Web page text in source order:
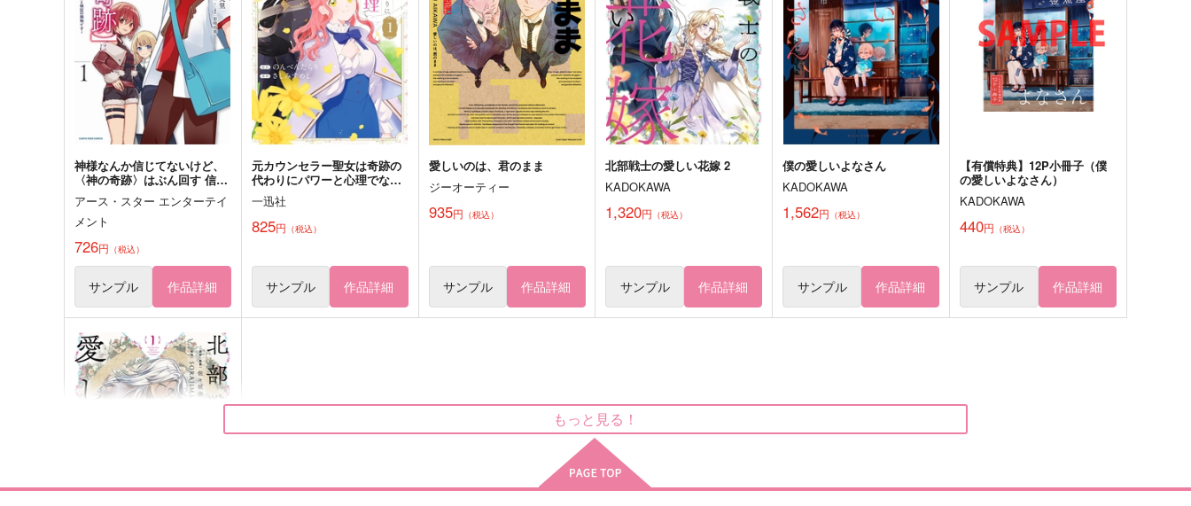
空中ブランコ DC支部
660円（税込）
安室透×江戸川コナン
サンプル 作品詳細
リシリーズアンソロジー-
アサシン教団アンソロ支部
2,090円（税込）
アルタイル
サンプル 作品詳細
HUMAN NATURE
472円（税込）
三井寿×木暮公延
サンプル 作品詳細
惑～
Blank
1,752円 （税込）
アスラン×カガリ
サンプル 作品詳細
あいねこ
1,572 円（税込）
土井半助×摂津のきり丸
サンプル 作品詳細
ゆめいろらっちょんまっと
2,829円（税込）
サンプル 作品詳細
奇跡の代償ーAnotherー
密～
Blank
退路を断つ
787
夏油傑×五条悟
家へ
Statice
神様なんか信じてないけど、
〈神の奇跡〉はぶん回す 信仰
の力?これは努力と検証の賜
物です 1
アース・スター エンターテイ
メント
726円 （税込）
サンプル 作品詳細
元カウンセラー聖女は奇跡の
代わりにパワーと心理でなん
とかします! 1
一迅社
825円 （税込）
サンプル 作品詳細
愛しいのは、君のまま
ジーオーティー
935円 （税込）
サンプル 作品詳細
北部戦士の愛しい花嫁 2
KADOKAWA
1,320円 （税込）
サンプル 作品詳細
僕の愛しいよなさん
KADOKAWA
1,562円 （税込）
サンプル 作品詳細
【有償特典】12P小冊子（僕
の愛しいよなさん）
KADOKAWA
440円 （税込）
サンプル 作品詳細
もっと見る！